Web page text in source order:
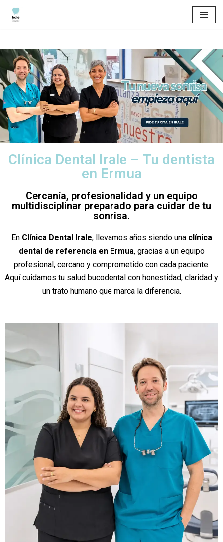
contenido
Clínica Dental Irale – Tu dentista
en Ermua
Cercanía, profesionalidad y un equipo
multidisciplinar preparado para cuidar de tu
sonrisa.
En Clínica Dental Irale, llevamos años siendo una clínica
dental de referencia en Ermua, gracias a un equipo
profesional, cercano y comprometido con cada paciente.
Aquí cuidamos tu salud bucodental con honestidad, claridad y
un trato humano que marca la diferencia.